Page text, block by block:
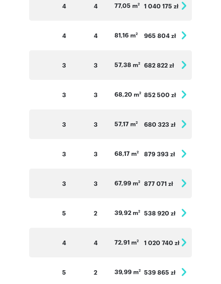
4 4 77,05 m2 1 040 175 zł
4 4 81,16 m2 965 804 zł
3 3 57,38 m2 682 822 zł
3 3 68,20 m2 852 500 zł
3 3 57,17 m2 680 323 zł
3 3 68,17 m2 879 393 zł
3 3 67,99 m2 877 071 zł
5 2 39,92 m2 538 920 zł
4 4 72,91 m2 1 020 740 zł
5 2 39,99 m2 539 865 zł